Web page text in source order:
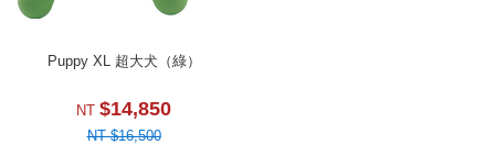
Puppy XL 超大犬（綠）
NT $14,850
NT $16,500